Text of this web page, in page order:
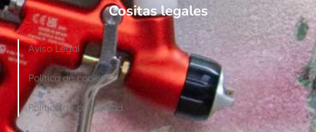
Cositas legales
Aviso Legal
Política de cookies
Política de privacidad